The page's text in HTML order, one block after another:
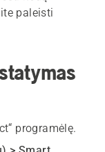
paleisti
programėlę.